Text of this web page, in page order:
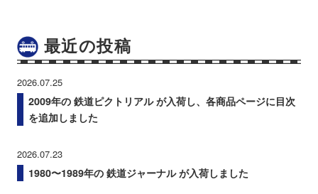
最近の投稿
2026.07.25
2009年の 鉄道ピクトリアル が入荷し、各商品ページに目次
を追加しました
2026.07.23
1980〜1989年の 鉄道ジャーナル が入荷しました